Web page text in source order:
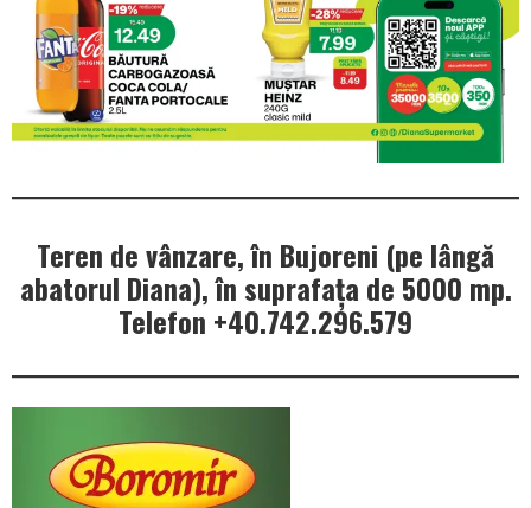
Teren de vânzare, în Bujoreni (pe lângă
abatorul Diana), în suprafața de 5000 mp.
Telefon +40.742.296.579